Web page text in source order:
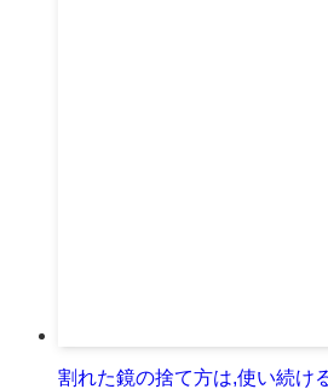
割れた鏡の捨て方は,使い続け